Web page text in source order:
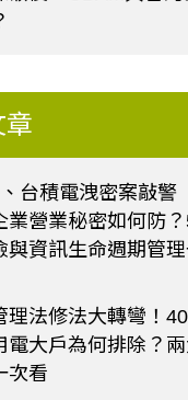
章
台積電洩密案敲警
業營業秘密如何防
與資訊生命週期管
理法修法大轉彎！
電大戶為何排除？
次看